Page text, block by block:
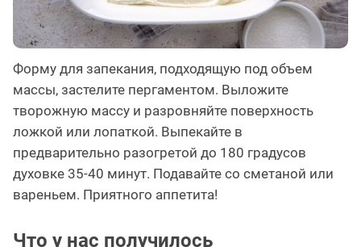
Форму для запекания, подходящую под объем
массы, застелите пергаментом. Выложите
творожную массу и разровняйте поверхность
ложкой или лопаткой. Выпекайте в
предварительно разогретой до 180 градусов
духовке 35-40 минут. Подавайте со сметаной или
вареньем. Приятного аппетита!
Что у нас получилось